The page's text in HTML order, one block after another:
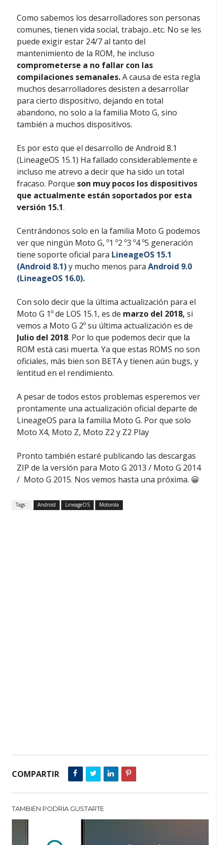
Como sabemos los desarrolladores son personas
comunes, tienen vida social, trabajo...etc. No se les
puede exigir estar 24/7 al tanto del
mantenimiento de la ROM, he incluso
comprometerse a no fallar con las
compilaciones semanales.A causa de esta regla
muchos desarrolladores desisten a desarrollar
para cierto dispositivo, dejando en total
abandono, no solo a la familia Moto G, sino
también a muchos dispositivos.
Es por esto que el desarrollo de Android 8.1
(LineageOS 15.1) Ha fallado considerablemente e
incluso me atrevo a decir que ha sido un total
fracaso. Porque son muy pocos los dispositivos
que actualmente están soportados por esta
versión 15.1.
Centrándonos solo en la familia Moto G podemos
ver que ningún Moto G, º1 º2 º3 º4 º5 generación
tiene soporte oficial para LineageOS 15.1
(Android 8.1)y mucho menos para Android 9.0
(LineageOS 16.0).
Con solo decir que la última actualización para el
Moto G 1º de LOS 15.1, es de marzo del 2018, si
vemos a Moto G 2º su última actualización es de
Julio del 2018. Por lo que podemos decir que la
ROM está casi muerta. Ya que estas ROMS no son
oficiales, más bien son BETA y tienen aún bugs, y
lentitud en el rendimiento.
A pesar de todos estos problemas esperemos ver
prontamente una actualización oficial departe de
LineageOS para la familia Moto G. Por que solo
Moto X4, Moto Z, Moto Z2 y Z2 Play
Pronto también estaré publicando las descargas
ZIP de la versión para Moto G 2013 / Moto G 2014
/ Moto G 2015. Nos vemos hasta una próxima. 😀
Tags : Android LineageOS Motorola
COMPARTIR
TAMBIÉN PODRÍA GUSTARTE